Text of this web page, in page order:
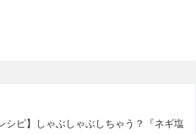
シピ】しゃぶしゃぶしちゃう？『ネギ塩